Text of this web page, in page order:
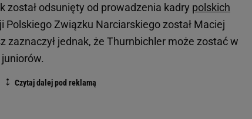
odsunięty od prowadzenia kadry polskich
Polskiego Związku Narciarskiego został Maciej
zaznaczył jednak, że Thurnbichler może zostać w